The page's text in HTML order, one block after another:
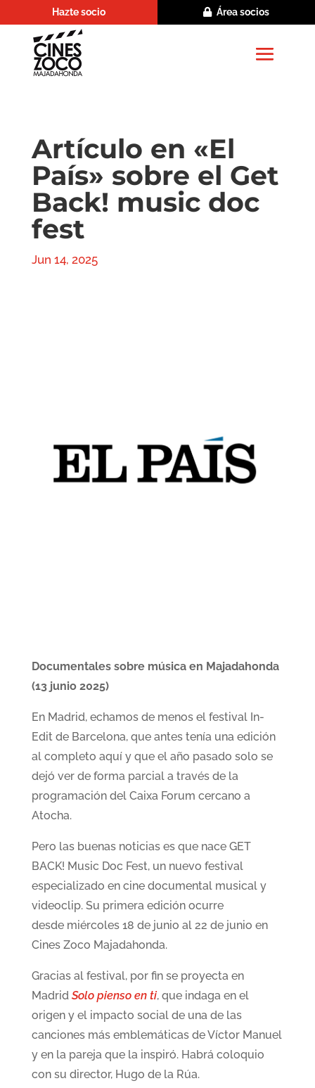
Hazte socio Área socios
Artículo en «El
País» sobre el Get
Back! music doc
fest
Jun 14, 2025
Documentales sobre música en Majadahonda
(13 junio 2025)
En Madrid, echamos de menos el festival In-
Edit de Barcelona, que antes tenía una edición
al completo aquí y que el año pasado solo se
dejó ver de forma parcial a través de la
programación del Caixa Forum cercano a
Atocha.
‌Pero las buenas noticias es que nace GET
BACK! Music Doc Fest, un nuevo festival
especializado en cine documental musical y
videoclip. Su primera edición ocurre
desde miércoles 18 de junio al 22 de junio en
Cines Zoco Majadahonda.
‌Gracias al festival, por fin se proyecta en
Madrid Solo pienso en ti, que indaga en el
origen y el impacto social de una de las
canciones más emblemáticas de Víctor Manuel
y en la pareja que la inspiró. Habrá coloquio
con su director, Hugo de la Rúa.